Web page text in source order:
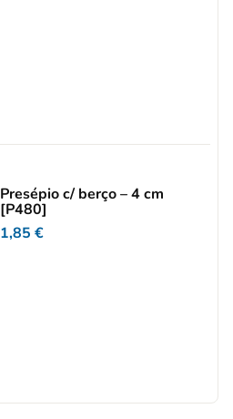
Presépio c/ berço – 4 cm
[P480]
1,85€